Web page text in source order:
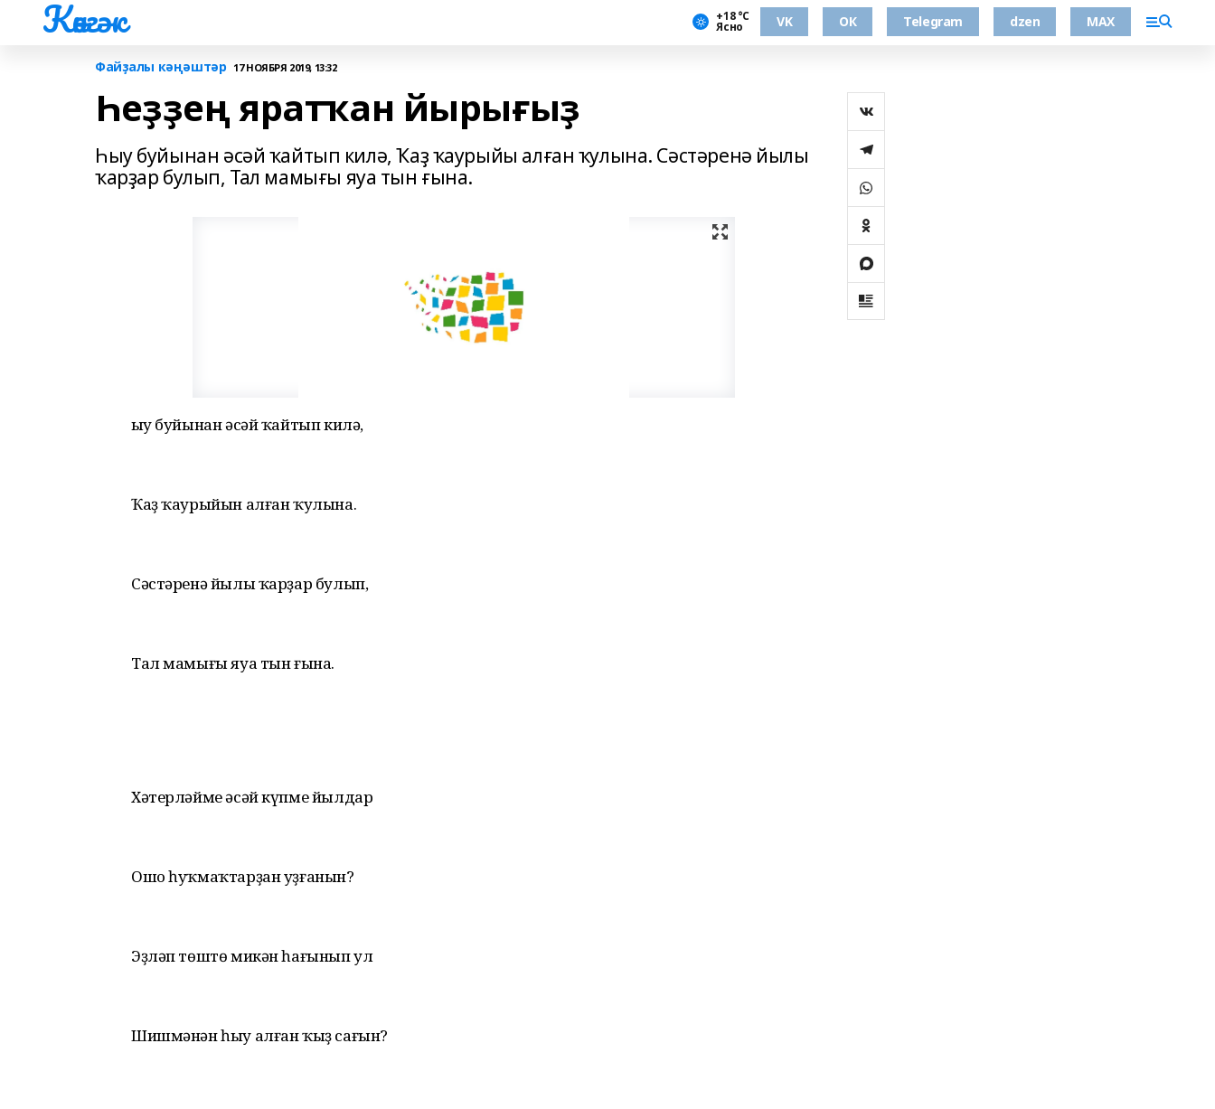
Көнгәк +18 °С
Ясно VK ОК Telegram dzen MAX
Файҙалы кәңәштәр 17 НОЯБРЯ 2019, 13:32
Һеҙҙең яратҡан йырығыҙ
Һыу буйынан әсәй ҡайтып килә, Ҡаҙ ҡаурыйы алған ҡулына. Сәстәренә йылы
ҡарҙар булып, Тал мамығы яуа тын ғына.
Һыу буйынан әсәй ҡайтып килә,
Ҡаҙ ҡаурыйын алған ҡулына.
Сәстәренә йылы ҡарҙар булып,
Тал мамығы яуа тын ғына.
Хәтерләйме әсәй күпме йылдар
Ошо һуҡмаҡтарҙан уҙғанын?
Эҙләп төштө микән һағынып ул
Шишмәнән һыу алған ҡыҙ сағын?